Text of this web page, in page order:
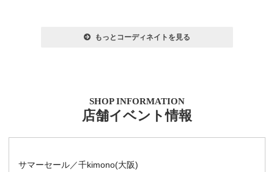
もっとコーディネイトを見る
SHOP INFORMATION
店舗イベント情報
サマーセール／千kimono(大阪)